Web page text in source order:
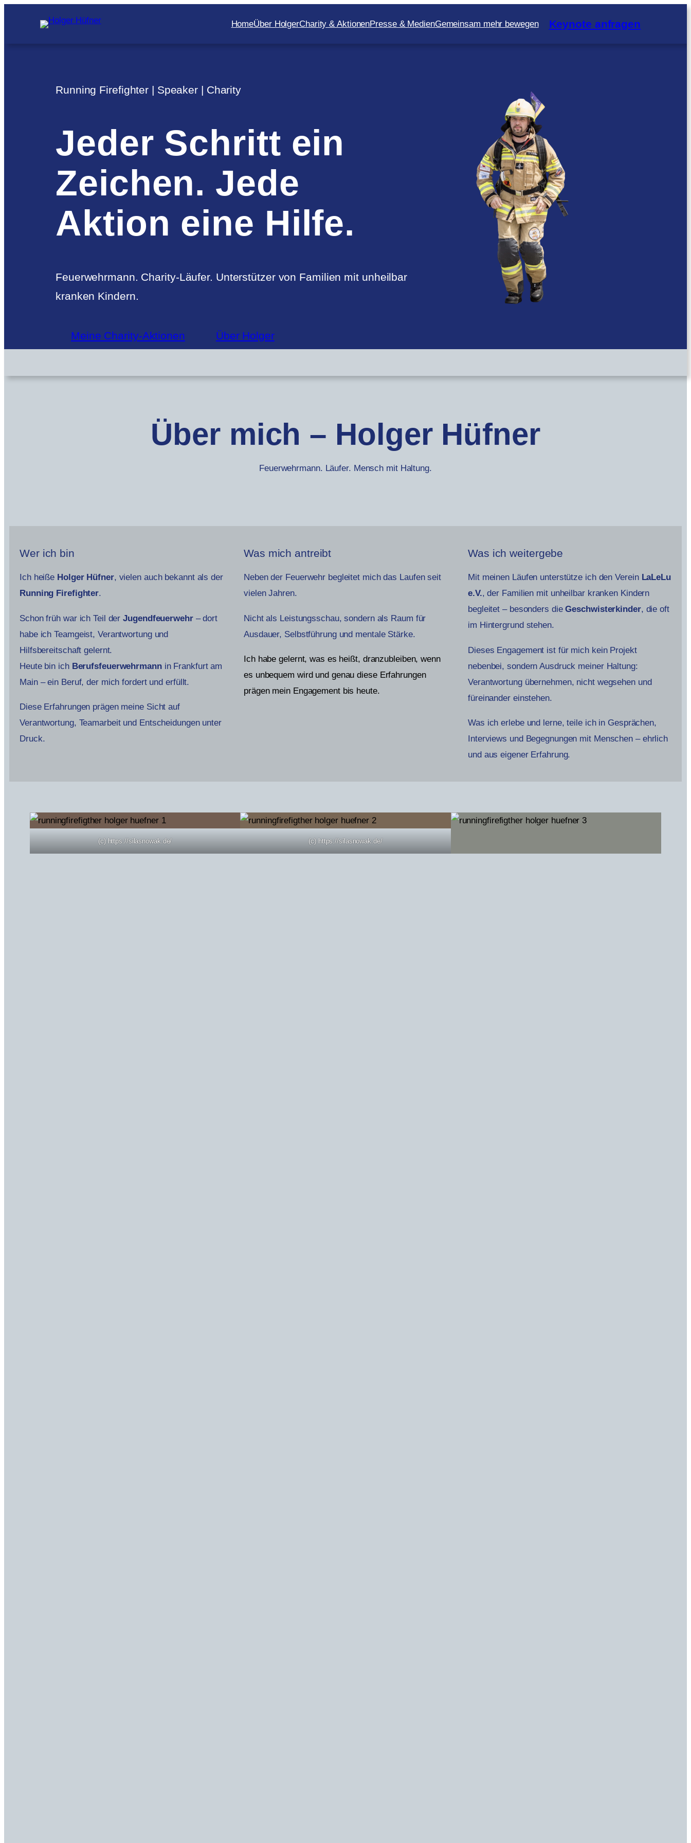
HomeÜber HolgerCharity & AktionenPresse & MedienGemeinsam mehr bewegen Keynote anfragen
Running Firefighter | Speaker | Charity
Jeder Schritt ein
Zeichen. Jede
Aktion eine Hilfe.
Feuerwehrmann. Charity-Läufer. Unterstützer von Familien mit unheilbar
kranken Kindern.
Meine Charity-Aktionen Über Holger
Über mich – Holger Hüfner
Feuerwehrmann. Läufer. Mensch mit Haltung.
Wer ich bin
Ich heiße Holger Hüfner, vielen auch bekannt als der
Running Firefighter.
Schon früh war ich Teil derJugendfeuerwehr– dort
habe ich Teamgeist, Verantwortung und
Hilfsbereitschaft gelernt.
Heute bin ich Berufsfeuerwehrmannin Frankfurt am
Main – ein Beruf, der mich fordert und erfüllt.
Diese Erfahrungen prägen meine Sicht auf
Verantwortung, Teamarbeit und Entscheidungen unter
Druck.
Was mich antreibt
Neben der Feuerwehr begleitet mich das Laufen seit
vielen Jahren.
Nicht als Leistungsschau, sondern als Raum für
Ausdauer, Selbstführung und mentale Stärke.
Ich habe gelernt, was es heißt, dranzubleiben, wenn
es unbequem wird und genau diese Erfahrungen
prägen mein Engagement bis heute.
Was ich weitergebe
Mit meinen Läufen unterstütze ich den Verein LaLeLu
e.V., der Familien mit unheilbar kranken Kindern
begleitet – besonders dieGeschwisterkinder, die oft
im Hintergrund stehen.
Dieses Engagement ist für mich kein Projekt
nebenbei, sondern Ausdruck meiner Haltung:
Verantwortung übernehmen, nicht wegsehen und
füreinander einstehen.
Was ich erlebe und lerne, teile ich in Gesprächen,
Interviews und Begegnungen mit Menschen – ehrlich
und aus eigener Erfahrung.
(c) https://silasnowak.de/ (c) https://silasnowak.de/